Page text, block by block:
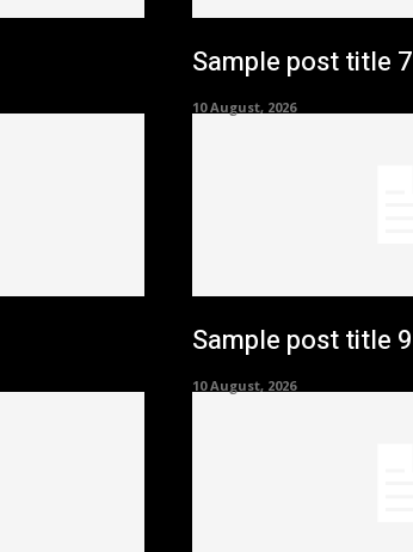
Sample post title 7
10 August, 2026
Sample post title 9
10 August, 2026